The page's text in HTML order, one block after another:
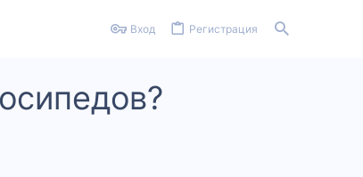
Вход Регистрация